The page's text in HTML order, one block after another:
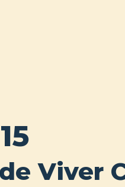
Viver